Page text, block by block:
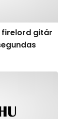
firelord gitár